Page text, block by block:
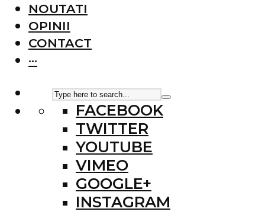
NOUTATI
OPINII
CONTACT
···
FACEBOOK
TWITTER
YOUTUBE
VIMEO
GOOGLE+
INSTAGRAM